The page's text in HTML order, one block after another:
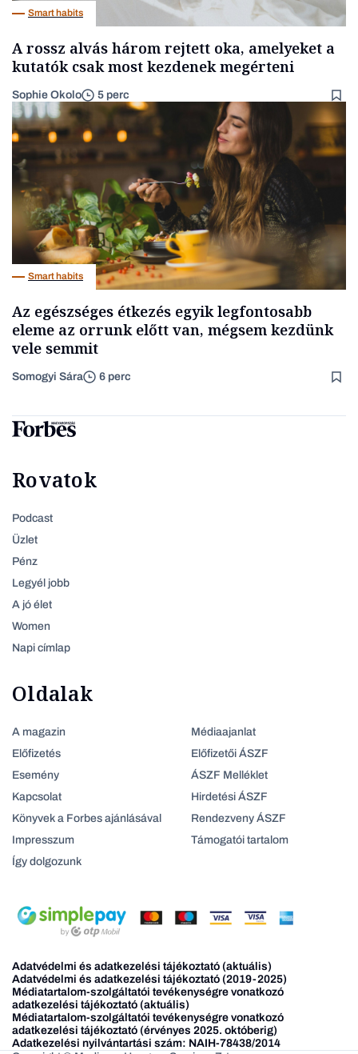
Smart habits
A rossz alvás három rejtett oka, amelyeket a
kutatók csak most kezdenek megérteni
Sophie Okolo 5 perc
Smart habits
Az egészséges étkezés egyik legfontosabb
eleme az orrunk előtt van, mégsem kezdünk
vele semmit
Somogyi Sára 6 perc
Rovatok
Podcast
Üzlet
Pénz
Legyél jobb
A jó élet
Women
Napi címlap
Oldalak
A magazin
Előfizetés
Esemény
Kapcsolat
Könyvek a Forbes ajánlásával
Impresszum
Így dolgozunk
Médiaajanlat
Előfizetői ÁSZF
ÁSZF Melléklet
Hirdetési ÁSZF
Rendezveny ÁSZF
Támogatói tartalom
Adatvédelmi és adatkezelési tájékoztató (aktuális)
Adatvédelmi és adatkezelési tájékoztató (2019-2025)
Médiatartalom-szolgáltatói tevékenységre vonatkozó
adatkezelési tájékoztató (aktuális)
Médiatartalom-szolgáltatói tevékenységre vonatkozó
adatkezelési tájékoztató (érvényes 2025. októberig)
Adatkezelési nyilvántartási szám: NAIH-78438/2014